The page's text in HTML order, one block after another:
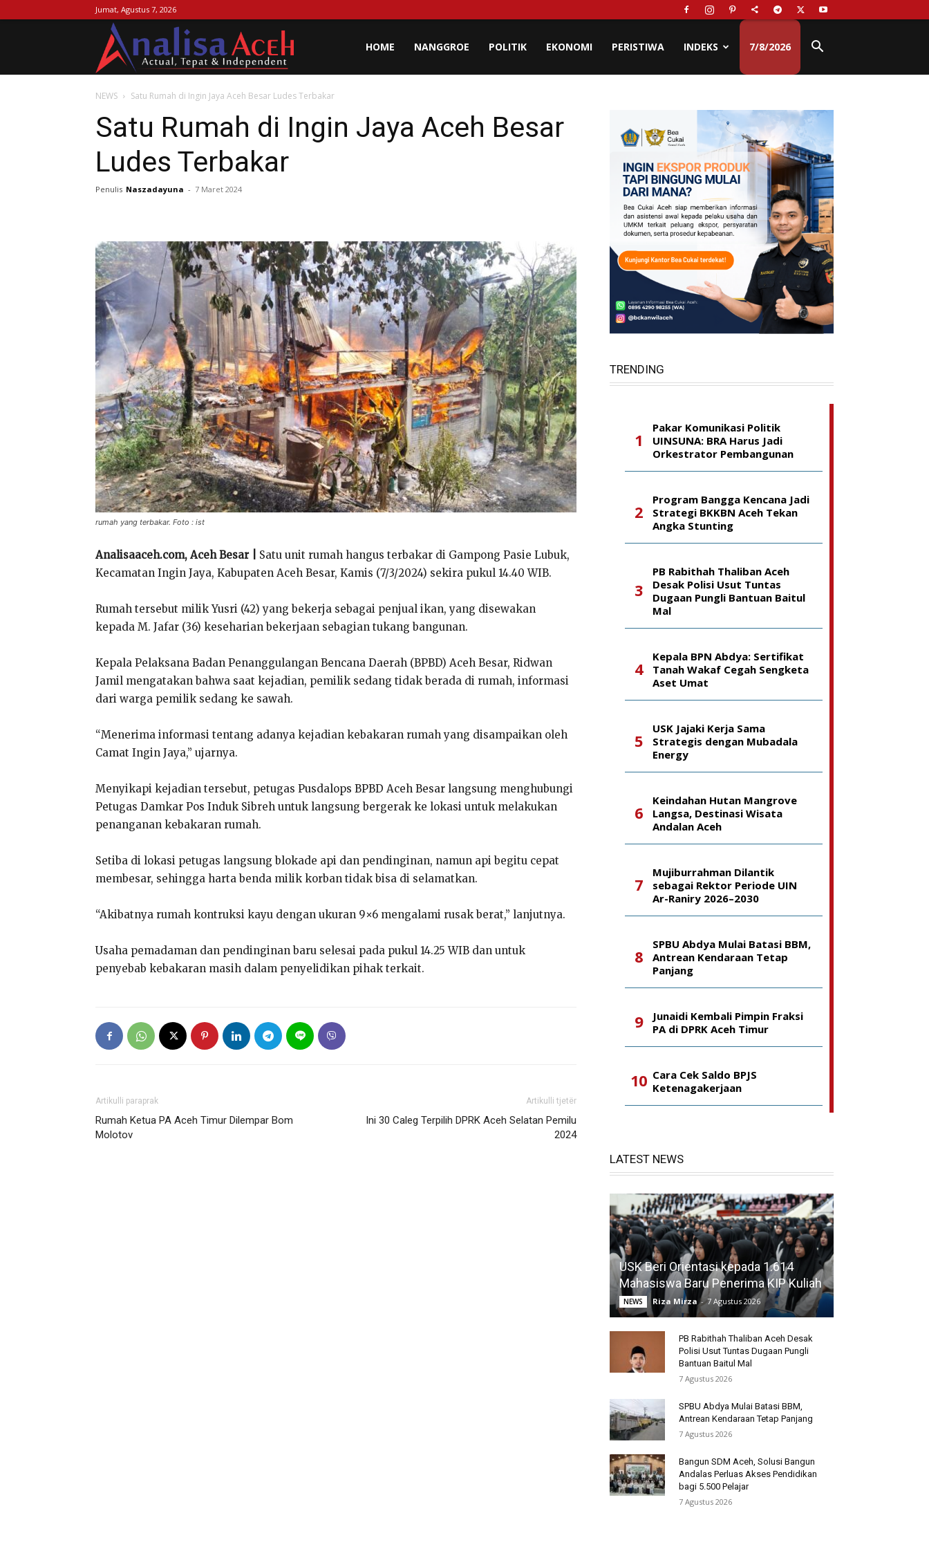
Jumat, Agustus 7, 2026
Aceh
HOME NANGGROE POLITIK EKONOMI PERISTIWA INDEKS 7/8/2026
NEWS Satu Rumah di Ingin Jaya Aceh Besar Ludes Terbakar
Satu Rumah di Ingin Jaya Aceh Besar
Ludes Terbakar
Penulis Naszadayuna - 7 Maret 2024
rumah yang terbakar. Foto : ist
Analisaaceh.com, Aceh Besar |
Satu unit rumah hangus terbakar di Gampong Pasie Lubuk,
Kecamatan Ingin Jaya, Kabupaten Aceh Besar, Kamis (7/3/2024) sekira pukul 14.40 WIB.
Rumah tersebut milik Yusri (42) yang bekerja sebagai penjual ikan, yang disewakan
kepada M. Jafar (36) keseharian bekerjaan sebagian tukang bangunan.
Kepala Pelaksana Badan Penanggulangan Bencana Daerah (BPBD) Aceh Besar, Ridwan
Jamil mengatakan bahwa saat kejadian, pemilik sedang tidak berada di rumah, informasi
dari warga pemilik sedang ke sawah.
“Menerima informasi tentang adanya kejadian kebakaran rumah yang disampaikan oleh
Camat Ingin Jaya,” ujarnya.
Menyikapi kejadian tersebut, petugas Pusdalops BPBD Aceh Besar langsung menghubungi
Petugas Damkar Pos Induk Sibreh untuk langsung bergerak ke lokasi untuk melakukan
penanganan kebakaran rumah.
Setiba di lokasi petugas langsung blokade api dan pendinginan, namun api begitu cepat
membesar, sehingga harta benda milik korban tidak bisa di selamatkan.
“Akibatnya rumah kontruksi kayu dengan ukuran 9×6 mengalami rusak berat,” lanjutnya.
Usaha pemadaman dan pendinginan baru selesai pada pukul 14.25 WIB dan untuk
penyebab kebakaran masih dalam penyelidikan pihak terkait.
Artikulli paraprak
Rumah Ketua PA Aceh Timur Dilempar Bom
Molotov
Artikulli tjetër
Ini 30 Caleg Terpilih DPRK Aceh Selatan Pemilu
2024
TRENDING
Pakar Komunikasi Politik
UINSUNA: BRA Harus Jadi
Orkestrator Pembangunan
Program Bangga Kencana Jadi
Strategi BKKBN Aceh Tekan
Angka Stunting
PB Rabithah Thaliban Aceh
Desak Polisi Usut Tuntas
Dugaan Pungli Bantuan Baitul
Mal
Kepala BPN Abdya: Sertifikat
Tanah Wakaf Cegah Sengketa
Aset Umat
USK Jajaki Kerja Sama
Strategis dengan Mubadala
Energy
Keindahan Hutan Mangrove
Langsa, Destinasi Wisata
Andalan Aceh
Mujiburrahman Dilantik
sebagai Rektor Periode UIN
Ar-Raniry 2026–2030
SPBU Abdya Mulai Batasi BBM,
Antrean Kendaraan Tetap
Panjang
Junaidi Kembali Pimpin Fraksi
PA di DPRK Aceh Timur
Cara Cek Saldo BPJS
Ketenagakerjaan
LATEST NEWS
USK Beri Orientasi kepada 1.614
Mahasiswa Baru Penerima KIP Kuliah
NEWS Riza Mirza - 7 Agustus 2026
PB Rabithah Thaliban Aceh Desak
Polisi Usut Tuntas Dugaan Pungli
Bantuan Baitul Mal
7 Agustus 2026
SPBU Abdya Mulai Batasi BBM,
Antrean Kendaraan Tetap Panjang
7 Agustus 2026
Bangun SDM Aceh, Solusi Bangun
Andalas Perluas Akses Pendidikan
bagi 5.500 Pelajar
7 Agustus 2026